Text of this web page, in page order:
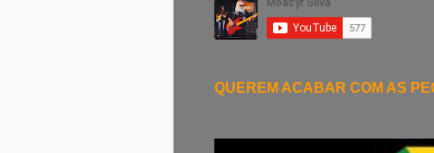
QUEREM ACABAR COM AS